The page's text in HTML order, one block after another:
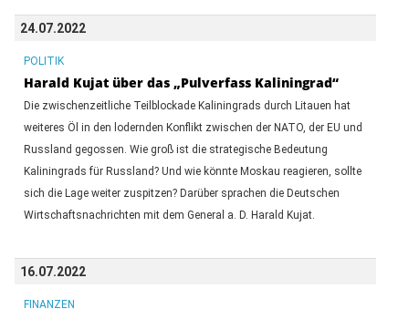
24.07.2022
POLITIK
Harald Kujat über das „Pulverfass Kaliningrad“
Die zwischenzeitliche Teilblockade Kaliningrads durch Litauen hat
weiteres Öl in den lodernden Konflikt zwischen der NATO, der EU und
Russland gegossen. Wie groß ist die strategische Bedeutung
Kaliningrads für Russland? Und wie könnte Moskau reagieren, sollte
sich die Lage weiter zuspitzen? Darüber sprachen die Deutschen
Wirtschaftsnachrichten mit dem General a. D. Harald Kujat.
16.07.2022
FINANZEN